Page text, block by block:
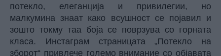
потекло, елеганција и привилегии, но
малкумина знаат како всушност се појавил и
зошто токму таа боја се поврзува со горната
класа. Инстаграм страницата „Потекло на
зборот“ привлече големо внимание со објавата